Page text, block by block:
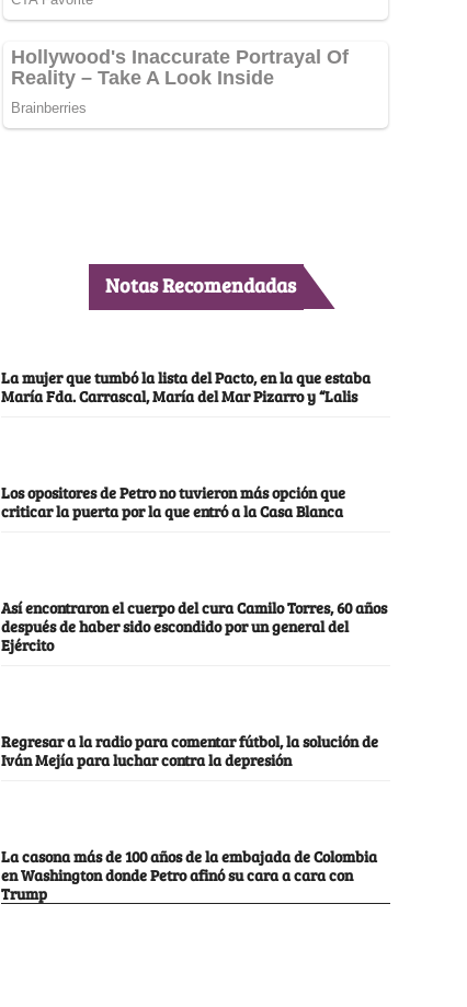
Notas Recomendadas
La mujer que tumbó la lista del Pacto, en la que estaba
María Fda. Carrascal, María del Mar Pizarro y “Lalis
Los opositores de Petro no tuvieron más opción que
criticar la puerta por la que entró a la Casa Blanca
Así encontraron el cuerpo del cura Camilo Torres, 60 años
después de haber sido escondido por un general del
Ejército
Regresar a la radio para comentar fútbol, la solución de
Iván Mejía para luchar contra la depresión
La casona más de 100 años de la embajada de Colombia
en Washington donde Petro afinó su cara a cara con
Trump